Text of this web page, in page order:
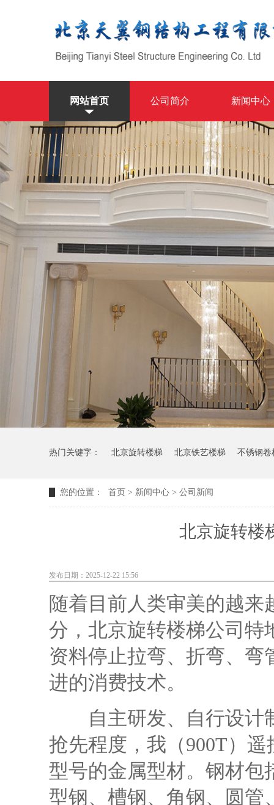
网站首页 公司简介 新闻中心
热门关键字： 北京旋转楼梯 北京铁艺楼梯 不锈钢卷
您的位置： 首页 > 新闻中心 > 公司新闻
北京旋转楼
发布日期：2025-12-22 15:56
随着目前人类审美的越
分， 北京旋转楼梯公司特
资料停止拉弯、折弯、
进的消费技术。
自主研发、自行设计
抢先程度，我（900T）
型号的金属型材。钢材包
型钢、槽钢、角钢、圆管